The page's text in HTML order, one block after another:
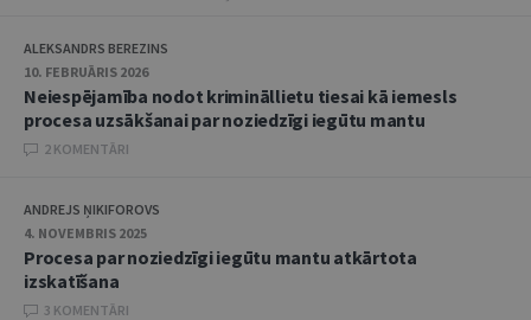
ALEKSANDRS BEREZINS
10. FEBRUĀRIS 2026
Neiespējamība nodot krimināllietu tiesai kā iemesls
procesa uzsākšanai par noziedzīgi iegūtu mantu
2 KOMENTĀRI
ANDREJS ŅIKIFOROVS
4. NOVEMBRIS 2025
Procesa par noziedzīgi iegūtu mantu atkārtota
izskatīšana
3 KOMENTĀRI